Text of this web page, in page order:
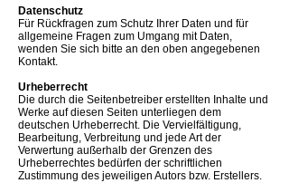
Datenschutz
Für Rückfragen zum Schutz Ihrer Daten und für
allgemeine Fragen zum Umgang mit Daten,
wenden Sie sich bitte an den oben angegebenen
Kontakt.
​Urheberrecht
​Die durch die Seitenbetreiber erstellten Inhalte und
Werke auf diesen Seiten unterliegen dem
deutschen Urheberrecht. Die Vervielfältigung,
Bearbeitung, Verbreitung und jede Art der
Verwertung außerhalb der Grenzen des
Urheberrechtes bedürfen der schriftlichen
Zustimmung des jeweiligen Autors bzw. Erstellers.